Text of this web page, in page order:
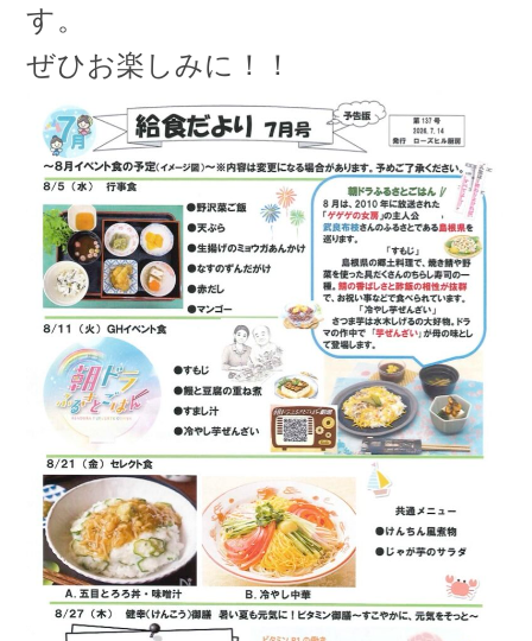
す。
ぜひお楽しみに！！